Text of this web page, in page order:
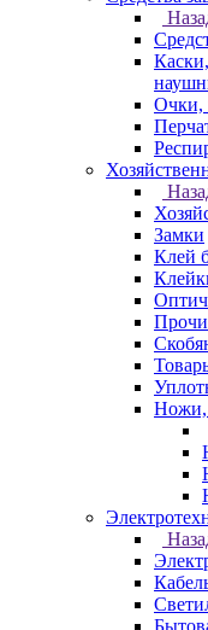
Очки,
Замки
Клей